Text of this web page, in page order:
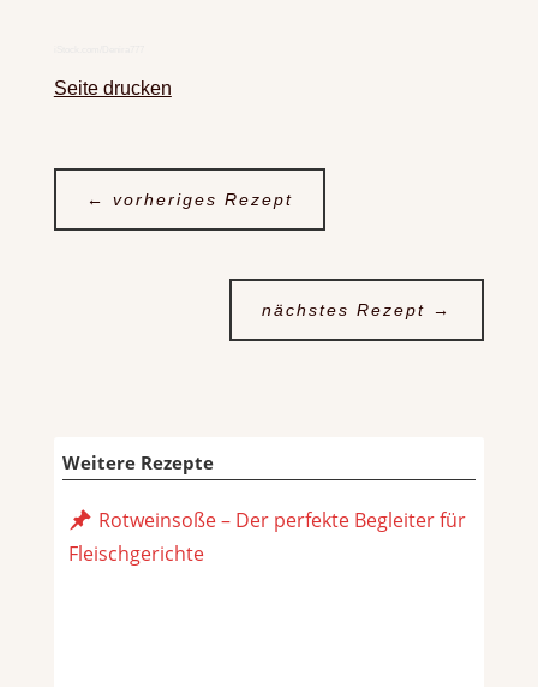
Seite drucken
← vorheriges Rezept
nächstes Rezept →
Weitere Rezepte
Rotweinsoße – Der perfekte Begleiter für
Fleischgerichte